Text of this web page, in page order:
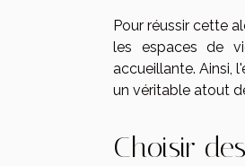
Pour réussir cette
les espaces de
accueillante. Ainsi,
un véritable atout
Choisir